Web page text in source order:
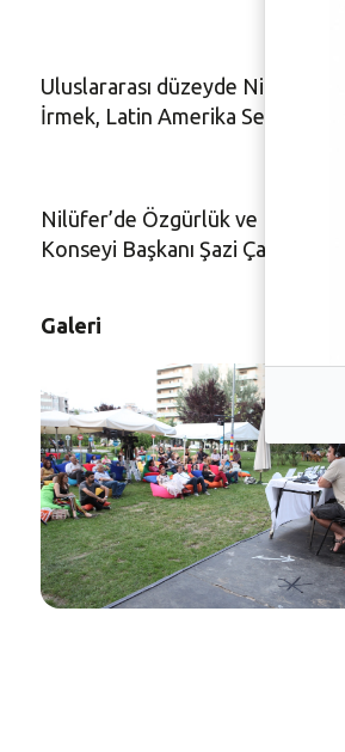
Uluslararası düzeyde Nilüfer
İrmek, Latin Amerika
Nilüfer’de Özgürlük ve
Konseyi Başkanı Şazi
Galeri